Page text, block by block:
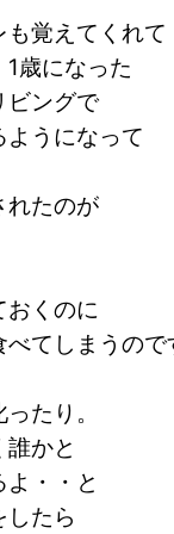
覚えてくれて
歳になった
ビングで
うになって
れたのが
おくのに
てしまうので
たり。
かと
・・と
たら